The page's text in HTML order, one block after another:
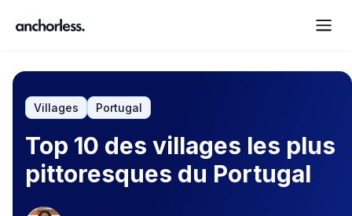
Villages Portugal
Top 10 des villages les plus
pittoresques du Portugal